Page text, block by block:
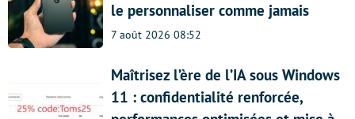
le personnaliser comme jamais
7 août 2026 08:52
Maîtrisez l’ère de l’IA sous Windows
11 : confidentialité renforcée,